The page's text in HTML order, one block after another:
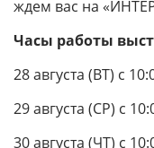
ждем вас на
Часы работы
28 августа (ВТ) с
29 августа (СР) с
30 августа (ЧТ) с